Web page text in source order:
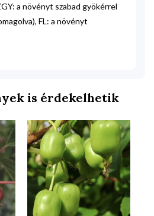
a növényt szabad gyökérrel
FL: a növényt
is érdekelhetik